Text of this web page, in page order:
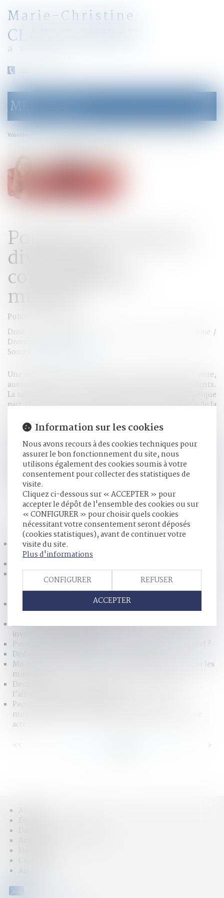
Marie-Christine
CLARAZ-MURAT
avocat
le
menu
MENU
Vous êtes ici : Pourquoi recourir au divorce par consentement mutuel ?
Pourquoi recourir au
divorce par
consentement
mutuel ?
Publié le :
Droit de la famille, des personnes et de leur patrimoine /
Divorce et séparation
Source :
Une séparation est toujours une situation difficile à vivre,
aussi bien pour les conjoints, mais surtout pour les enfants.
La raison est qu’on a le sentiment d’avoir échoué quelque
part. On a un goût d’inachevé qui nous reste au travers de la
divorcer dans certains cas. Cela permet d’éviter des
conséquences plus dramatiques. Et pour limiter les
dommages collatéraux, il est possible de recourir au divorce
par consentement mutuel. Depuis le 1er janvier de l’année
2017, les personnes qui le souhaitent peuvent procéder à un
divorce à l’amiable sans passer devant un juge. Il suffit que
leurs avocats respectifs soient présents...
HISTORIQUE
Le 4 octobre prochain, je participerai à la journée du droit
dans les collège organisé par le @CNBarreaux l
L’action en décharge d’une dette successorale relève de la
compétence du juge de la succession - Éditions Francis
Lefebvre
Information des parties et prescription l’action publique -
Droit pénal général | Dalloz Actualité
Immobilier : jusqu'à quel âge peut-on emprunter pour
investir ? - Boursorama
Pourquoi recourir au divorce par consentement mutuel ?
Déduction d'une prestation compensatoire
Mis en examen à l’âge de 10 ans : que prévoit la loi pour les
mineurs ?
Deux décrets et un arrêté finalisent le dispositif de
l'allocation de soutien familial
Pacs : les partenaires ne peuvent pas se léguer
mutuellement tous leurs biens dans un seul et même
acte
<<
>
Accueil
Articles
Information sur les cookies
Nous avons recours à des cookies techniques pour
assurer le bon fonctionnement du site, nous
utilisons également des cookies soumis à votre
consentement pour collecter des statistiques de
visite.
Cliquez ci-dessous sur « ACCEPTER » pour
accepter le dépôt de l'ensemble des cookies ou sur
« CONFIGURER » pour choisir quels cookies
nécessitant votre consentement seront déposés
(cookies statistiques), avant de continuer votre
visite du site.
Plus d'informations
CONFIGURER
REFUSER
ACCEPTER